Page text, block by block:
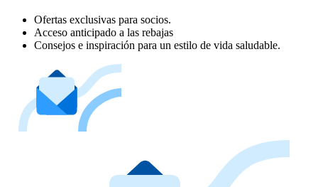
Ofertas exclusivas para socios.
Acceso anticipado a las rebajas
Consejos e inspiración para un estilo de vida saludable.